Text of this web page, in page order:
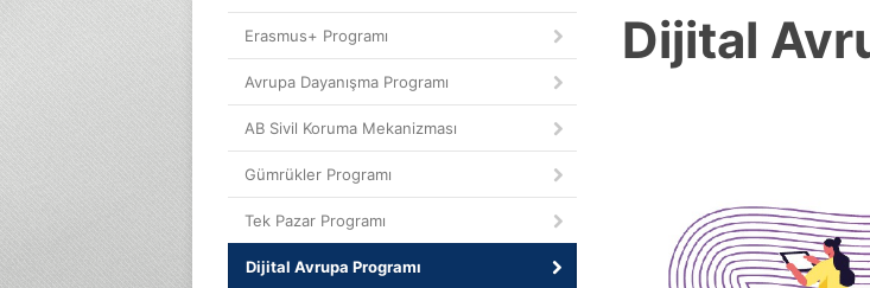
Erasmus+ Programı
Avrupa Dayanışma Programı
AB Sivil Koruma Mekanizması
Gümrükler Programı
Tek Pazar Programı
Dijital Avrupa Programı
Dijital